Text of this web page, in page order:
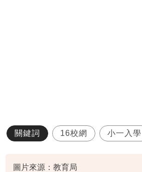
關鍵詞 16校網 小一入學
圖片來源：教育局